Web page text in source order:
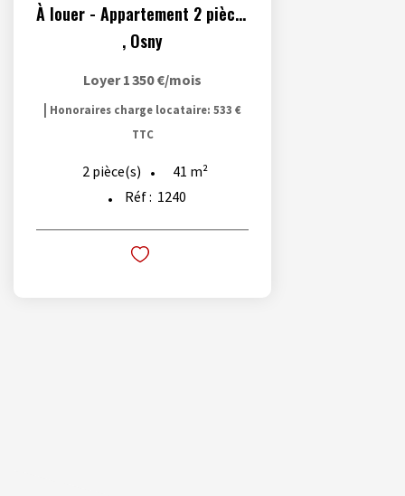
À louer - Appartement 2 pièces meublé situé à Osny
, Osny
Loyer 1 350 €/mois
| Honoraires charge locataire: 533 €
TTC
2 pièce(s) 41 m²
Réf : 1240